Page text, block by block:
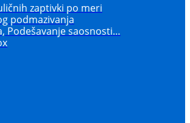
zaptivki po meri
podmazivanja
Podešavanje saosnosti…